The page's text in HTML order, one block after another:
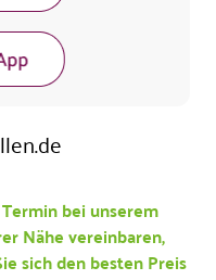
bei unserem
Nähe vereinbaren,
sich den besten Preis